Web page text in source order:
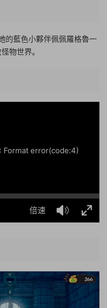
的藍色小夥伴佩佩羅格魯一
物世界。
倍速
Format error(code:4)